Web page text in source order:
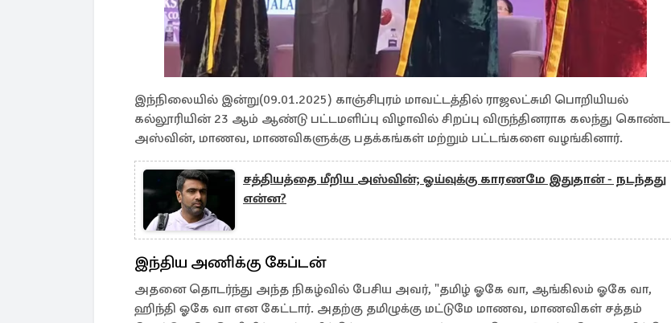
இந்நிலையில் இன்று(09.01.2025) காஞ்சிபுரம் மாவட்டத்தில் ராஜலட்சுமி பொறியியல்
கல்லூரியின் 23 ஆம் ஆண்டு பட்டமளிப்பு விழாவில் சிறப்பு விருந்தினராக கலந்து கொண்ட
அஸ்வின், மாணவ, மாணவிகளுக்கு பதக்கங்கள் மற்றும் பட்டங்களை வழங்கினார்.
சத்தியத்தை மீறிய அஸ்வின்; ஓய்வுக்கு காரணமே இதுதான் - நடந்தது
என்ன?
இந்திய அணிக்கு கேப்டன்
அதனை தொடர்ந்து அந்த நிகழ்வில் பேசிய அவர், "தமிழ் ஓகே வா, ஆங்கிலம் ஓகே வா,
ஹிந்தி ஓகே வா என கேட்டார். அதற்கு தமிழுக்கு மட்டுமே மாணவ, மாணவிகள் சத்தம்